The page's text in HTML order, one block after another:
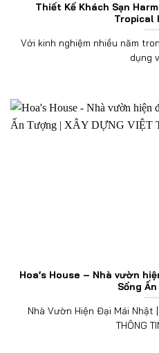
Thiết Kế Khách Sạn
Tropical
Với kinh nghiệm nhiều năm
dụng
Hoa’s House – Nhà vườn
Sống
Nhà Vườn Hiện Đại Mái Nhật
THÔNG